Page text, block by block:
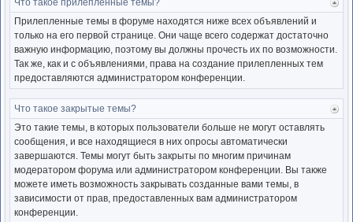
Что такое прилепленные темы?
Прилепленные темы в форуме находятся ниже всех объявлений и
только на его первой странице. Они чаще всего содержат достаточно
важную информацию, поэтому вы должны прочесть их по возможности.
Так же, как и с объявлениями, права на создание прилепленных тем
предоставляются администратором конференции.
Что такое закрытые темы?
Это такие темы, в которых пользователи больше не могут оставлять
сообщения, и все находящиеся в них опросы автоматически
завершаются. Темы могут быть закрыты по многим причинам
модератором форума или администратором конференции. Вы также
можете иметь возможность закрывать созданные вами темы, в
зависимости от прав, предоставленных вам администратором
конференции.